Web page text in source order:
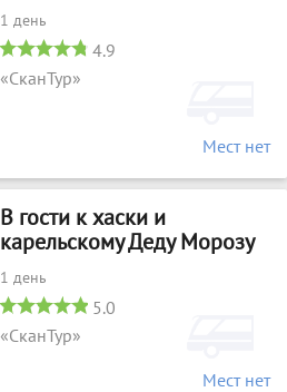
1 день
4.9
«СканТур»
Мест нет
В гости к хаски и
карельскому Деду Морозу
1 день
5.0
«СканТур»
Мест нет